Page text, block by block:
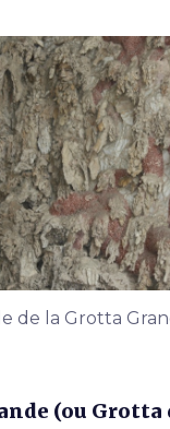
de la Grotta
(ou Grotta